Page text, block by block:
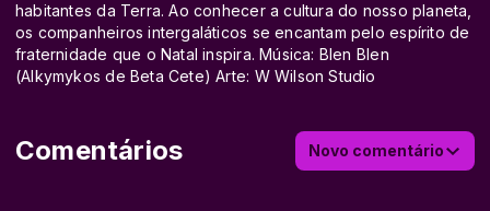
habitantes da Terra. Ao conhecer a cultura do nosso planeta,
os companheiros intergaláticos se encantam pelo espírito de
fraternidade que o Natal inspira. Música: Blen Blen
(Alkymykos de Beta Cete) Arte: W Wilson Studio
Comentários Novo comentário